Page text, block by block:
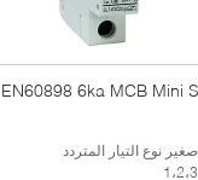
نوع التيار المتردد